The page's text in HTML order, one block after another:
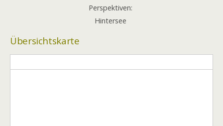
Perspektiven:
Hintersee
Übersichtskarte